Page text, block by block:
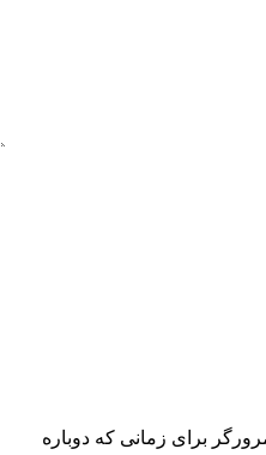
برای زمانی که دوباره